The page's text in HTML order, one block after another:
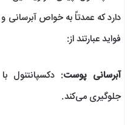
دارد که عمدتاً به خواص آبرسانی
فواید عبارتند از:
آبرسانی پوست:
جلوگیری می‌کند.